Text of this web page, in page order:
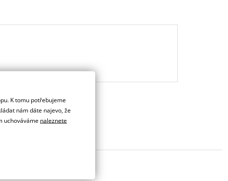
K tomu potřebujeme
nám dáte najevo, že
uchováváme naleznete